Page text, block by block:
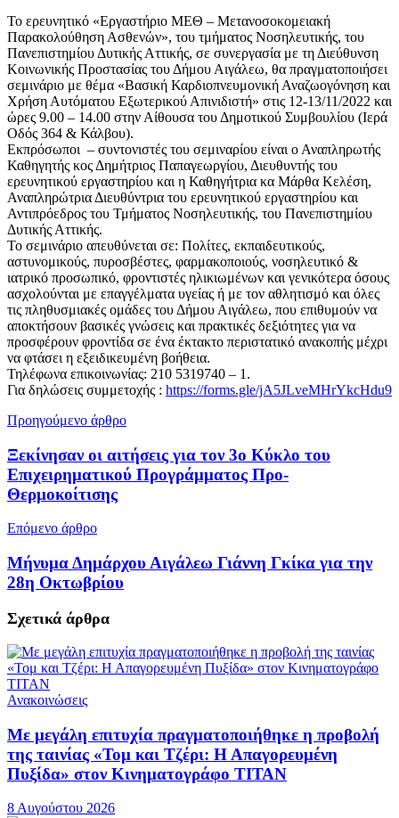
Το ερευνητικό «Εργαστήριο ΜΕΘ – Μετανοσοκομειακή
Παρακολούθηση Ασθενών», του τμήματος Νοσηλευτικής, του
Πανεπιστημίου Δυτικής Αττικής, σε συνεργασία με τη Διεύθυνση
Κοινωνικής Προστασίας του Δήμου Αιγάλεω, θα πραγματοποιήσει
σεμινάριο με θέμα «Βασική Καρδιοπνευμονική Αναζωογόνηση και
Χρήση Αυτόματου Εξωτερικού Απινιδιστή» στις 12-13/11/2022 και
ώρες 9.00 – 14.00 στην Αίθουσα του Δημοτικού Συμβουλίου (Ιερά
Οδός 364 & Κάλβου).
Εκπρόσωποι – συντονιστές του σεμιναρίου είναι ο Αναπληρωτής
Καθηγητής κος Δημήτριος Παπαγεωργίου, Διευθυντής του
ερευνητικού εργαστηρίου και η Καθηγήτρια κα Μάρθα Κελέση,
Αναπληρώτρια Διευθύντρια του ερευνητικού εργαστηρίου και
Αντιπρόεδρος του Τμήματος Νοσηλευτικής, του Πανεπιστημίου
Δυτικής Αττικής.
Το σεμινάριο απευθύνεται σε: Πολίτες, εκπαιδευτικούς,
αστυνομικούς, πυροσβέστες, φαρμακοποιούς, νοσηλευτικό &
ιατρικό προσωπικό, φροντιστές ηλικιωμένων και γενικότερα όσους
ασχολούνται με επαγγέλματα υγείας ή με τον αθλητισμό και όλες
τις πληθυσμιακές ομάδες του Δήμου Αιγάλεω, που επιθυμούν να
αποκτήσουν βασικές γνώσεις και πρακτικές δεξιότητες για να
προσφέρουν φροντίδα σε ένα έκτακτο περιστατικό ανακοπής μέχρι
να φτάσει η εξειδικευμένη βοήθεια.
Τηλέφωνα επικοινωνίας: 210 5319740 – 1.
Για δηλώσεις συμμετοχής : https://forms.gle/jA5JLveMHrYkcHdu9
Προηγούμενο άρθρο
Ξεκίνησαν οι αιτήσεις για τον 3ο Κύκλο του
Επιχειρηματικού Προγράμματος Προ-
Θερμοκοίτισης
Επόμενο άρθρο
Μήνυμα Δημάρχου Αιγάλεω Γιάννη Γκίκα για την
28η Οκτωβρίου
Σχετικά άρθρα
Ανακοινώσεις
Με μεγάλη επιτυχία πραγματοποιήθηκε η προβολή
της ταινίας «Τομ και Τζέρι: Η Απαγορευμένη
Πυξίδα» στον Κινηματογράφο ΤΙΤΑΝ
8 Αυγούστου 2026